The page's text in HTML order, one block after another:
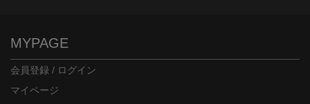
MYPAGE
会員登録 / ログイン
マイページ